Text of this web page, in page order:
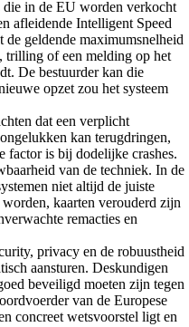
die in de EU worden verkocht
afleidende Intelligent Speed
geldende maximumsnelheid
trilling of een melding op het
De bestuurder kan die
opzet zou het systeem
dat een verplicht
kan terugdringen,
factor is bij dodelijke crashes.
van de techniek. In de
niet altijd de juiste
kaarten verouderd zijn
remacties en
privacy en de robuustheid
aansturen. Deskundigen
beveiligd moeten zijn tegen
van de Europese
concreet wetsvoorstel ligt en